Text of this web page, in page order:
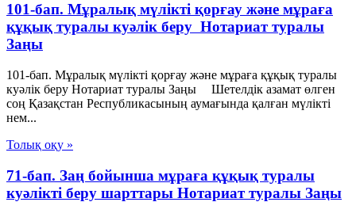
101-бап. Мұралық мүлiктi қорғау және мұраға
құқық туралы куәлiк беру Нотариат туралы
Заңы
101-бап. Мұралық мүлiктi қорғау және мұраға құқық туралы
куәлiк беру Нотариат туралы Заңы Шетелдiк азамат өлген
соң Қазақстан Республикасының аумағында қалған мүлiктi
нем...
Толық оқу »
71-бап. Заң бойынша мұраға құқық туралы
куәлiктi беру шарттары Нотариат туралы Заңы